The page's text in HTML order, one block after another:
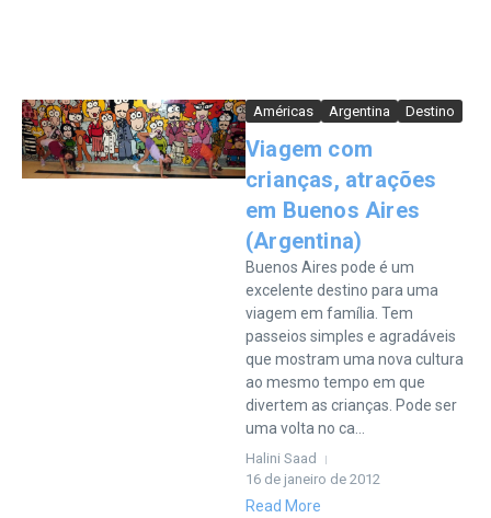
Américas Argentina Destino
Viagem com
crianças, atrações
em Buenos Aires
(Argentina)
Buenos Aires pode é um
excelente destino para uma
viagem em família. Tem
passeios simples e agradáveis
que mostram uma nova cultura
ao mesmo tempo em que
divertem as crianças. Pode ser
uma volta no ca...
Halini Saad
16 de janeiro de 2012
Read More